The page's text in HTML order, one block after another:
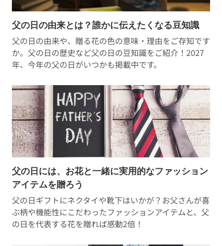
父の日の由来とは？誰かに伝えたくなる豆知識
父の日の由来や、贈る花の色の意味・理由をご存知です
か。父の日の歴史など父の日の豆知識をご紹介！2027
年、今年の父の日がいつかも掲載中です。
父の日には、お花と一緒に実用的なファッション
アイテムを贈ろう
父の日ギフトにネクタイや靴下はいかが？お父さんが喜
ぶ柄や機能性にこだわったファッションアイテムと、父
の日を代表する花を贈れば感動2倍！